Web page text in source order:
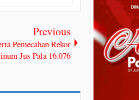
Previous
Pemecahan Rekor
Jus Pala 16.076